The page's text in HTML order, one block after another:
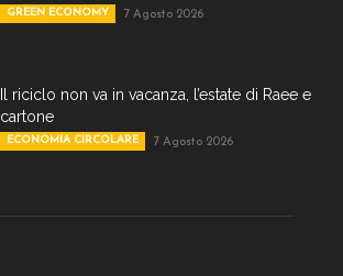
GREEN ECONOMY 7 Agosto 2026
Il riciclo non va in vacanza, l’estate di Raee e
cartone
ECONOMIA CIRCOLARE 7 Agosto 2026